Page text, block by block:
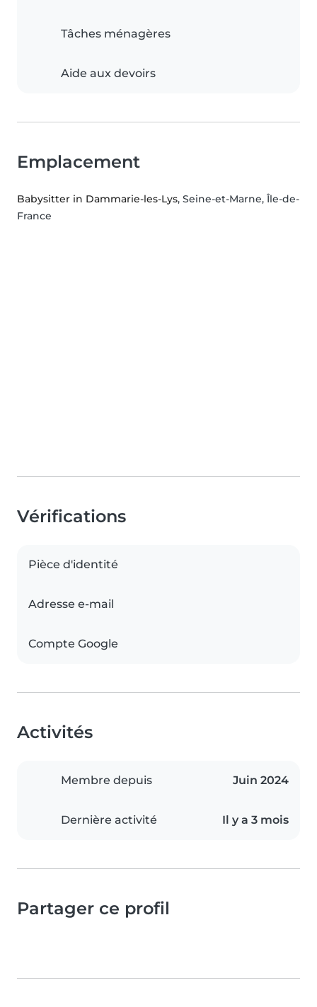
Tâches ménagères
Aide aux devoirs
Emplacement
Babysitter in Dammarie-les-Lys, Seine-et-Marne, Île-de-
France
Vérifications
Pièce d'identité
Adresse e-mail
Compte Google
Activités
Membre depuis Juin 2024
Dernière activité Il y a 3 mois
Partager ce profil